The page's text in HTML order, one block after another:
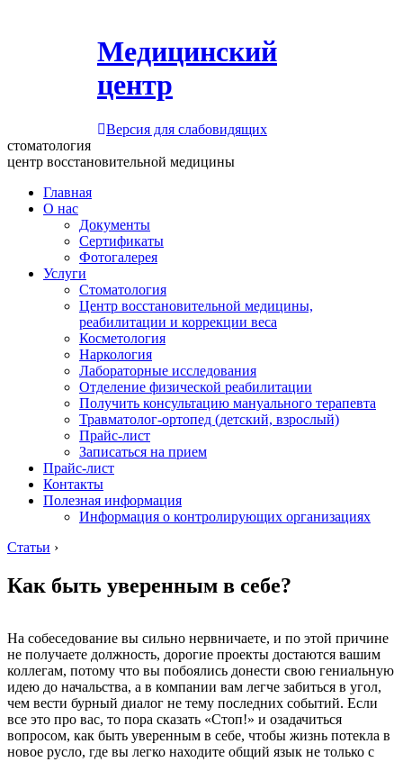
Медицинский
центр
Версия для слабовидящих
стоматология
центр восстановительной медицины
Главная
О нас
Документы
Сертификаты
Фотогалерея
Услуги
Стоматология
Центр восстановительной медицины,
реабилитации и коррекции веса
Косметология
Наркология
Лабораторные исследования
Отделение физической реабилитации
Получить консультацию мануального терапевта
Травматолог-ортопед (детский, взрослый)
Прайс-лист
Записаться на прием
Прайс-лист
Контакты
Полезная информация
Информация о контролирующих организациях
Статьи ›
Как быть уверенным в себе?
На собеседование вы сильно нервничаете, и по этой причине
не получаете должность, дорогие проекты достаются вашим
коллегам, потому что вы побоялись донести свою гениальную
идею до начальства, а в компании вам легче забиться в угол,
чем вести бурный диалог не тему последних событий. Если
все это про вас, то пора сказать «Стоп!» и озадачиться
вопросом, как быть уверенным в себе, чтобы жизнь потекла в
новое русло, где вы легко находите общий язык не только с